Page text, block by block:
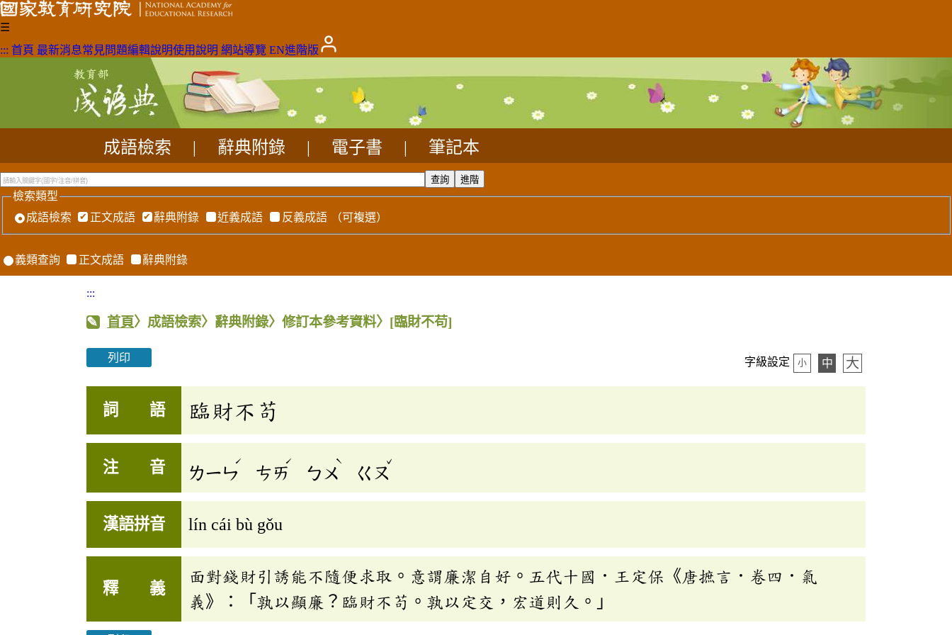
☰
::: 首頁 最新消息常見問題編輯說明使用說明 網站導覽 EN進階版
成語檢索 辭典附錄 電子書 筆記本
檢索類型
成語檢索
正文成語 辭典附錄 近義成語 反義成語 （可複選）
義類查詢 正文成語 辭典附錄
:::
首頁〉成語檢索〉辭典附錄〉修訂本參考資料〉 [臨財不苟]
列印 字級設定 小 中 大
詞 語 臨財不苟
注 音 ㄌㄧㄣ
ˊ
ㄘㄞ
ˊ
ㄅㄨ
ˋ
ㄍㄡ
ˇ
漢語拼音 lín cái bù gǒu
釋 義
面對錢財引誘能不隨便求取。意謂廉潔自好。五代十國．王定保《唐摭言．卷四．氣
義》：「孰以顯廉？臨財不苟。孰以定交，宏道則久。」